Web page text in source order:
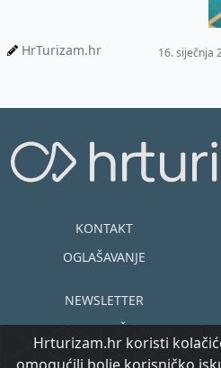
HrTurizam.hr 16. siječnja
Hrturizam.hr koristi
KONTAKT
OGLAŠAVANJE
NEWSLETTER
UVJETI KORIŠTENJA